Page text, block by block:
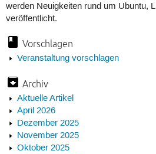
werden Neuigkeiten rund um Ubuntu,
veröffentlicht.
Vorschlagen
Veranstaltung vorschlagen
Archiv
Aktuelle Artikel
April 2026
Dezember 2025
November 2025
Oktober 2025